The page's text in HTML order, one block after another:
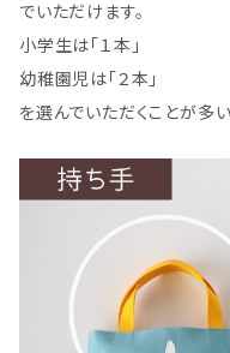
でいただけます。
小学生は「１本」
幼稚園児は「２本」
を選んでいただくことが多い